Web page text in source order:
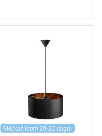
Skickas inom 20-22 dagar